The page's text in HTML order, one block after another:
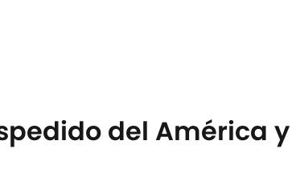
del América